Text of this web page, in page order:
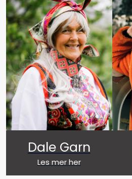
Dale Garn
Les mer her